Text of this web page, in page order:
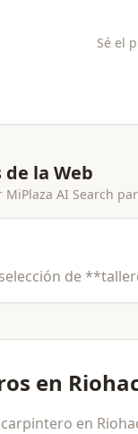
Sé el
la Web
MiPlaza AI Search
de
en
en